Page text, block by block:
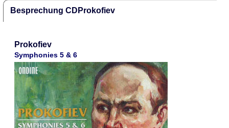
Besprechung CDProkofiev
Prokofiev
Symphonies 5 & 6